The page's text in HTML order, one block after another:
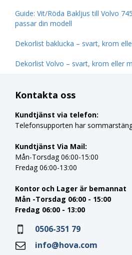
Guide: Vit/Röda Bakljus till Volvo
passar din modell
Dekorlist baklucka – svart, krom
Dekorlist Volvo – svart, krom eller
Kontakta oss
Kundtjänst via telefon:
Telefonsupporten har
Kundtjänst Via Mail:
Mån-Torsdag 06:00-15:00
Fredag 06:00-13:00
Kontor och Lager är bemannat
Mån -Torsdag 06:00 - 15:00
Fredag 06:00 - 13:00
0506-351 79
info@hova.com